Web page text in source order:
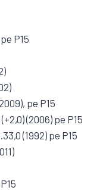
P15
pe P15
(2006) pe P15
(1992) pe P15